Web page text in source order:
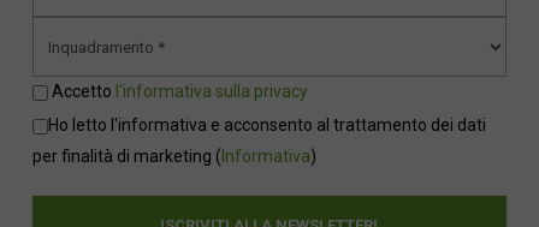
Accetto l'informativa sulla privacy
Ho letto l'informativa e acconsento al trattamento dei dati
per finalità di marketing ( Informativa)